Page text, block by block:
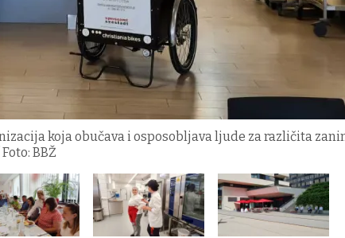
koja obučava i osposobljava ljude za različita
BBŽ